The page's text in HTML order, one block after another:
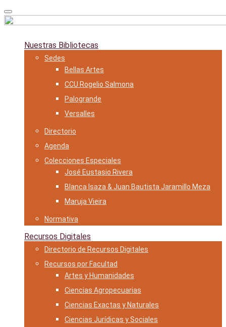
Skip
to
content
Nuestras Bibliotecas
Sedes
Bellas Artes
CCU Rogelio Salmona
Palogrande
Versalles
Directorio
Agenda
Colecciones Especiales
José Eustasio Rivera
Blanca Isaza & Juan Bautista Jaramillo Meza
Maruja Vieira
Normativa
Recursos Digitales
Directorio de Recursos Digitales
Recursos por Facultad
Artes y Humanidades
Ciencias Agropecuarias
Ciencias Exactas y Naturales
Ciencias Jurídicas y Sociales